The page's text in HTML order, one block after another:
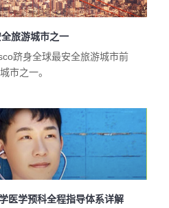
旅游城市之一
跻身全球最安全旅游城市前
市之一。
医学预科全程指导体系详解